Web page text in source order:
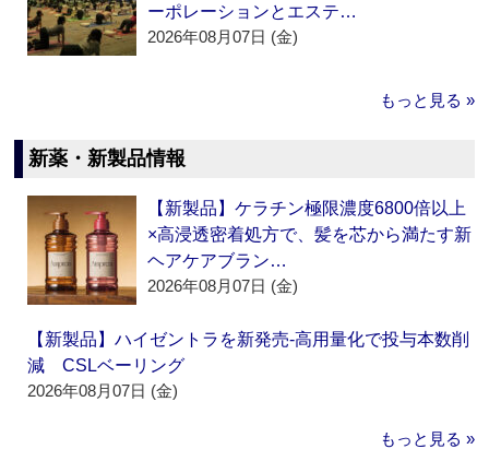
ーポレーションとエステ…
2026年08月07日 (金)
もっと見る »
新薬・新製品情報
【新製品】ケラチン極限濃度6800倍以上
×高浸透密着処方で、髪を芯から満たす新
ヘアケアブラン…
2026年08月07日 (金)
【新製品】ハイゼントラを新発売‐高用量化で投与本数削
減 CSLベーリング
2026年08月07日 (金)
もっと見る »